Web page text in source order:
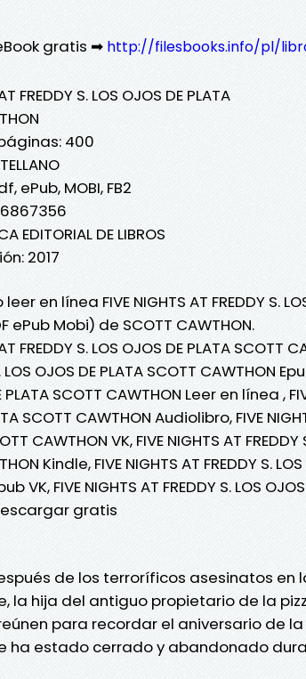
gratis ➡ http://filesbooks.info/pl/
FREDDY S. LOS OJOS DE PLATA
400
ePub, MOBI, FB2
EDITORIAL DE LIBROS
2017
en línea FIVE NIGHTS AT FREDDY S.
ePub Mobi) de SCOTT CAWTHON.
FREDDY S. LOS OJOS DE PLATA SCOTT
LOS OJOS DE PLATA SCOTT CAWTHON
PLATA SCOTT CAWTHON Leer en línea ,
SCOTT CAWTHON Audiolibro, FIVE
CAWTHON VK, FIVE NIGHTS AT FREDDY
Kindle, FIVE NIGHTS AT FREDDY S.
VK, FIVE NIGHTS AT FREDDY S. LOS
gratis
de los terroríficos asesinatos en
la hija del antiguo propietario de la
para recordar el aniversario de
ha estado cerrado y abandonado